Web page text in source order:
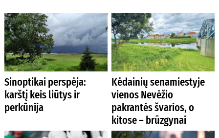
Sinoptikai perspėja:
karštį keis liūtys ir
perkūnija
Kėdainių senamiestyje
vienos Nevėžio
pakrantės švarios, o
kitose – brūzgynai